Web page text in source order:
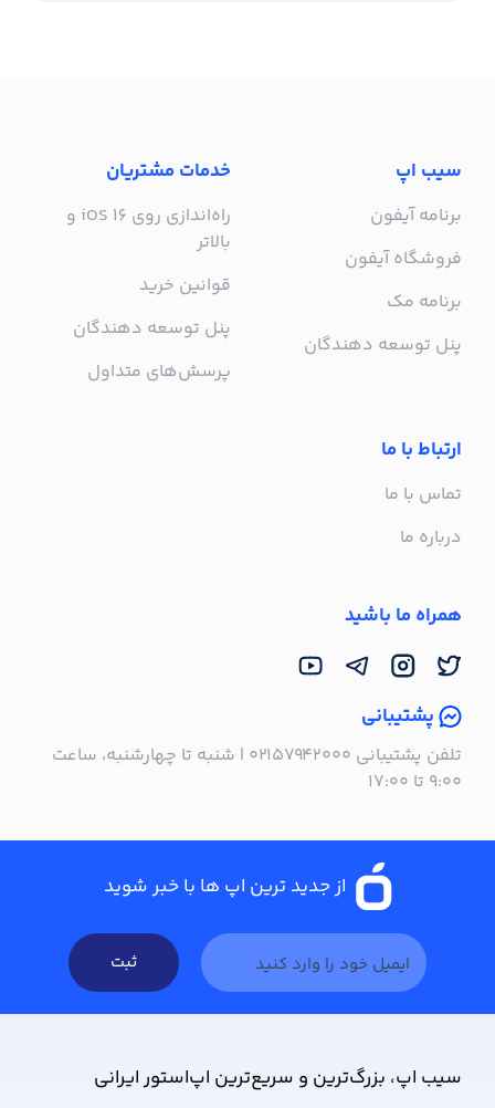
سیب اپ
برنامه آیفون
فروشگاه آیفون
برنامه مک
پنل توسعه دهندگان
خدمات مشتریان
راه‌اندازی روی iOS 16 و
بالاتر
قوانین خرید
پنل توسعه دهندگان
پرسش‌های متداول
ارتباط با ما
تماس با ما
درباره ما
همراه ما باشید
پشتیبانی
تلفن پشتیبانی ۰۲۱۵۷۹۴۲۰۰۰ | شنبه تا چهارشنبه، ساعت
۹:۰۰ تا ۱۷:۰۰
از جدید ترین اپ ها با خبر شوید
ثبت
سیب ‌اپ، بزرگ‌ترین و سریع‌ترین اپ‌استور ایرانی